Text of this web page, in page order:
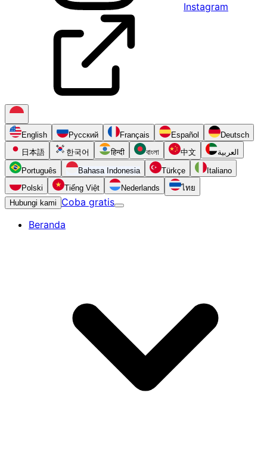
Instagram
English Русский Français Español
Deutsch
日本語
한국어 हिन्दी বাংলা 中文 العربية
Português Bahasa Indonesia Türkçe
Italiano
Polski
Tiếng Việt Nederlands
ไทย
Hubungi kami
Coba gratis
Beranda